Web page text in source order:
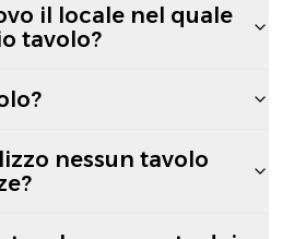
il locale nel quale
tavolo?
nessun tavolo